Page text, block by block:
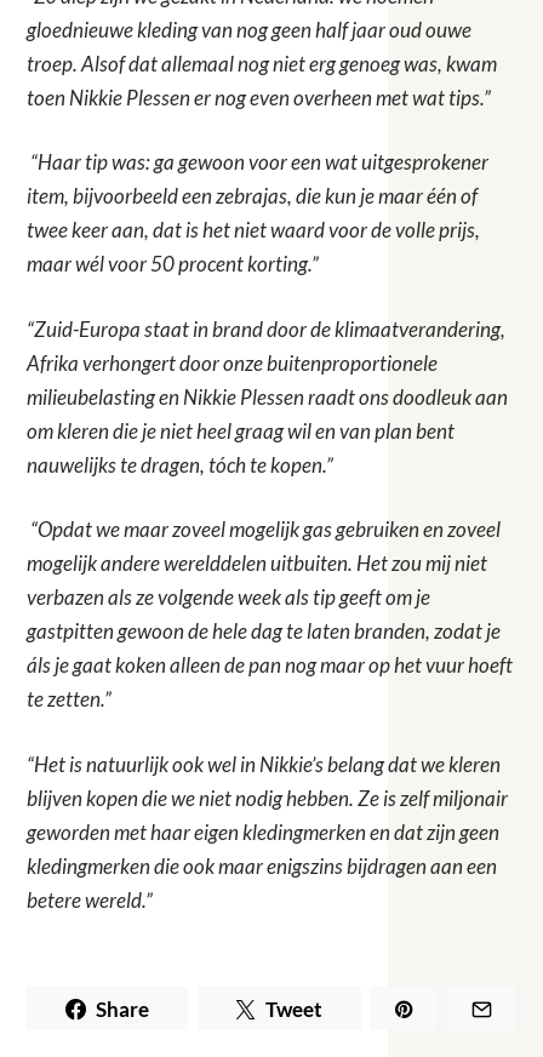
gloednieuwe kleding van nog geen half jaar oud ouwe
troep. Alsof dat allemaal nog niet erg genoeg was, kwam
toen Nikkie Plessen er nog even overheen met wat tips.”
“Haar tip was: ga gewoon voor een wat uitgesprokener
item, bijvoorbeeld een zebrajas, die kun je maar één of
twee keer aan, dat is het niet waard voor de volle prijs,
maar wél voor 50 procent korting.”
“Zuid-Europa staat in brand door de klimaatverandering,
Afrika verhongert door onze buitenproportionele
milieubelasting en Nikkie Plessen raadt ons doodleuk aan
om kleren die je niet heel graag wil en van plan bent
nauwelijks te dragen, tóch te kopen.”
“Opdat we maar zoveel mogelijk gas gebruiken en zoveel
mogelijk andere werelddelen uitbuiten. Het zou mij niet
verbazen als ze volgende week als tip geeft om je
gastpitten gewoon de hele dag te laten branden, zodat je
áls je gaat koken alleen de pan nog maar op het vuur hoeft
te zetten.”
“Het is natuurlijk ook wel in Nikkie’s belang dat we kleren
blijven kopen die we niet nodig hebben. Ze is zelf miljonair
geworden met haar eigen kledingmerken en dat zijn geen
kledingmerken die ook maar enigszins bijdragen aan een
betere wereld.”
Share Tweet